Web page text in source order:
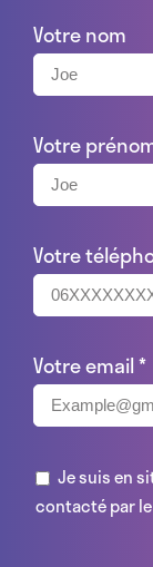
Votre nom
Votre
Votre
Votre email*
Je suis en
contacté par